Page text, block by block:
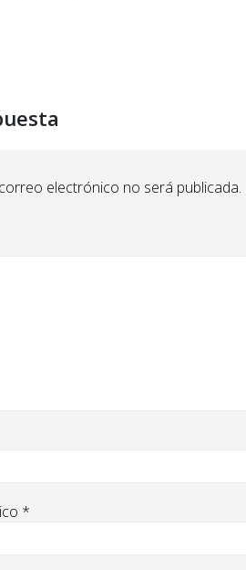
electrónico no será publicada.
*